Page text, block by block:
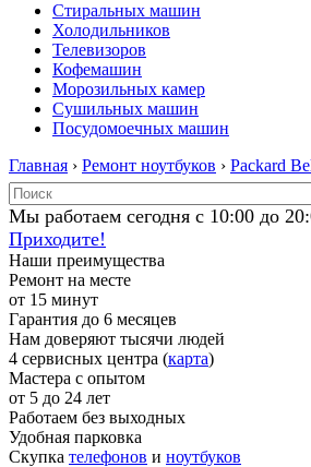
Стиральных машин
Холодильников
Телевизоров
Кофемашин
Морозильных камер
Сушильных машин
Посудомоечных машин
Главная › Ремонт ноутбуков › Packard
Мы работаем сегодня с 10:00 до
Приходите!
Наши преимущества
Ремонт на месте
от 15 минут
Гарантия до 6 месяцев
Нам доверяют тысячи людей
4 сервисных центра (карта)
Мастера с опытом
от 5 до 24 лет
Работаем без выходных
Удобная парковка
Скупка телефонов и ноутбуков